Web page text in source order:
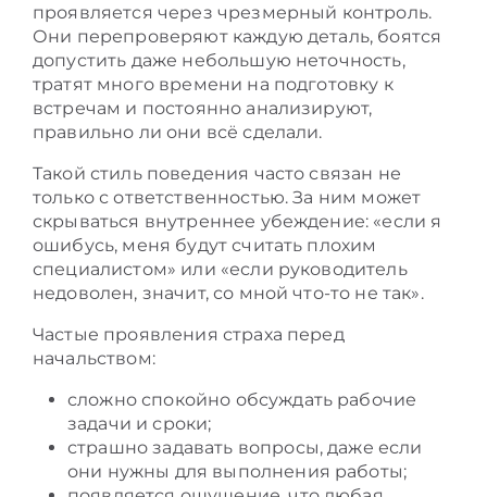
проявляется через чрезмерный контроль.
Они перепроверяют каждую деталь, боятся
допустить даже небольшую неточность,
тратят много времени на подготовку к
встречам и постоянно анализируют,
правильно ли они всё сделали.
Такой стиль поведения часто связан не
только с ответственностью. За ним может
скрываться внутреннее убеждение: «если я
ошибусь, меня будут считать плохим
специалистом» или «если руководитель
недоволен, значит, со мной что-то не так».
Частые проявления страха перед
начальством:
сложно спокойно обсуждать рабочие
задачи и сроки;
страшно задавать вопросы, даже если
они нужны для выполнения работы;